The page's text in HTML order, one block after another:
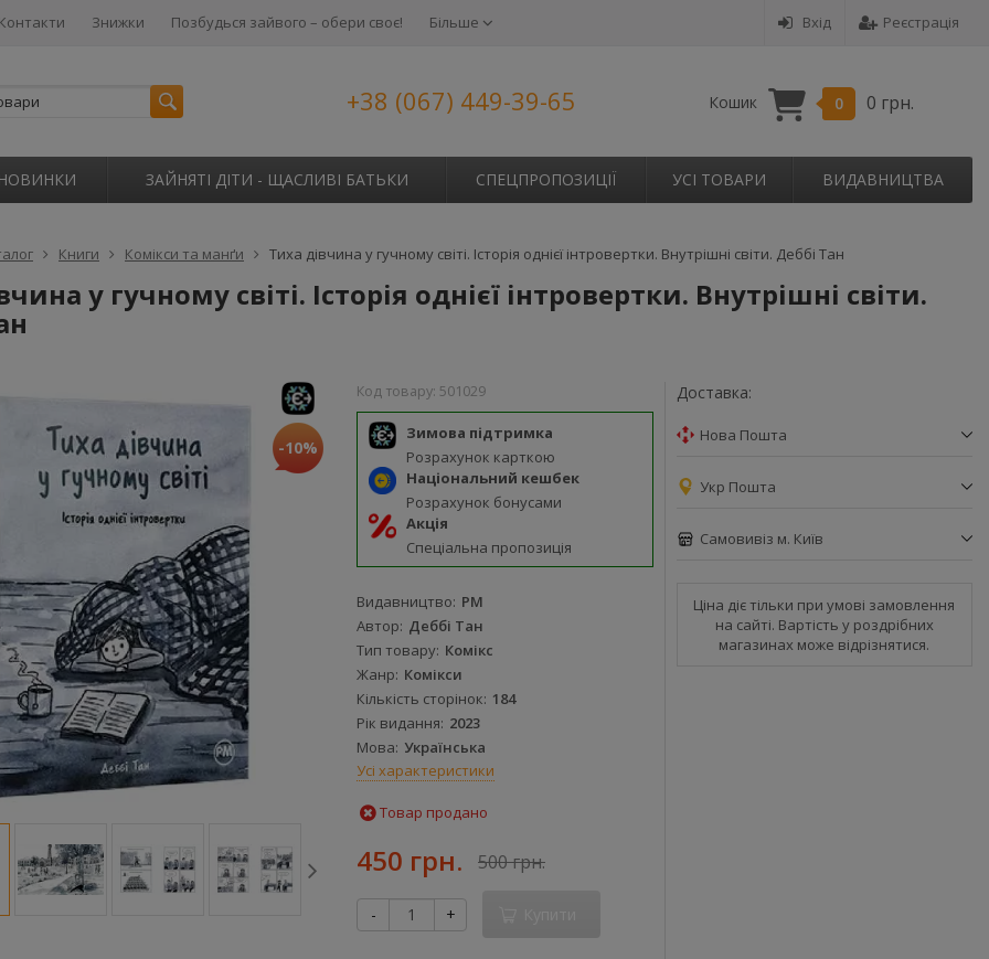
Вхід Реєстрація
Контакти Знижки Позбудься зайвого – обери своє! Більше
+38 (067) 449-39-65 Кошик 0 0 грн.
НОВИНКИ ЗАЙНЯТІ ДІТИ - ЩАСЛИВІ БАТЬКИ СПЕЦПРОПОЗИЦІЇ УСІ ТОВАРИ ВИДАВНИЦТВА
Книги Комікси та манґи Тиха дівчина у гучному світі. Історія однієї інтровертки. Внутрішні світи. Деббі Тан
у гучному світі. Історія однієї інтровертки. Внутрішні світи.
-10%
Код товару: 501029
Зимова підтримка
Розрахунок карткою
Національний кешбек
Розрахунок бонусами
Акція
Спеціальна пропозиція
Видавництво РМ
Автор Деббі Тан
Тип товару Комікс
Жанр Комікси
Кількість сторінок 184
Рік видання 2023
Мова Українська
Усі характеристики
Товар продано
450 грн. 500 грн.
- +
Доставка:
Нова Пошта
Укр Пошта
Самовивіз м. Київ
Ціна діє тільки при умові замовлення
на сайті. Вартість у роздрібних
магазинах може відрізнятися.